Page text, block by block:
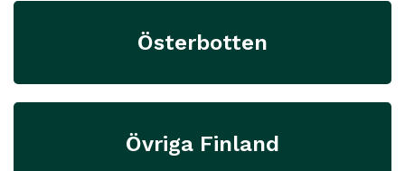
Österbotten
Övriga Finland